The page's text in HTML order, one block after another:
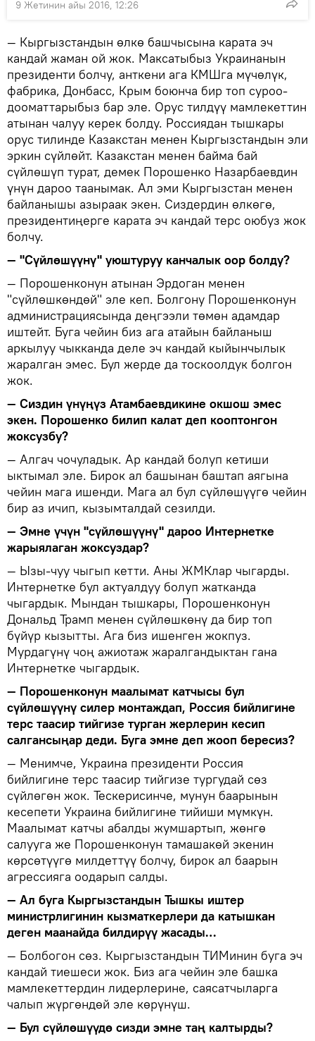
9 Жетинин айы 2016, 12:26
— Кыргызстандын өлкө башчысына карата эч
кандай жаман ой жок. Максатыбыз Украинанын
президенти болчу, анткени ага КМШга мүчөлүк,
фабрика, Донбасс, Крым боюнча бир топ суроо-
дооматтарыбыз бар эле. Орус тилдүү мамлекеттин
атынан чалуу керек болду. Россиядан тышкары
орус тилинде Казакстан менен Кыргызстандын эли
эркин сүйлөйт. Казакстан менен байма бай
сүйлөшүп турат, демек Порошенко Назарбаевдин
үнүн дароо таанымак. Ал эми Кыргызстан менен
байланышы азыраак экен. Сиздердин өлкөгө,
президентиңерге карата эч кандай терс оюбуз жок
болчу.
— "Сүйлөшүүнү" уюштуруу канчалык оор болду?
— Порошенконун атынан Эрдоган менен
"сүйлөшкөндөй" эле кеп. Болгону Порошенконун
администрациясында деңгээли төмөн адамдар
иштейт. Буга чейин биз ага атайын байланыш
аркылуу чыкканда деле эч кандай кыйынчылык
жаралган эмес. Бул жерде да тоскоолдук болгон
жок.
— Сиздин үнүңүз Атамбаевдикине окшош эмес
экен. Порошенко билип калат деп кооптонгон
жоксузбу?
— Алгач чочуладык. Ар кандай болуп кетиши
ыктымал эле. Бирок ал башынан баштап аягына
чейин мага ишенди. Мага ал бул сүйлөшүүгө чейин
бир аз ичип, кызымталдай сезилди.
— Эмне үчүн "сүйлөшүүнү" дароо Интернетке
жарыялаган жоксуздар?
— Ызы-чуу чыгып кетти. Аны ЖМКлар чыгарды.
Интернетке бул актуалдуу болуп жатканда
чыгардык. Мындан тышкары, Порошенконун
Дональд Трамп менен сүйлөшкөнү да бир топ
бүйүр кызытты. Ага биз ишенген жокпуз.
Мурдагүнү чоң ажиотаж жаралгандыктан гана
Интернетке чыгардык.
— Порошенконун маалымат катчысы бул
сүйлөшүүнү силер монтаждап, Россия бийлигине
терс таасир тийгизе турган жерлерин кесип
салгансыңар деди. Буга эмне деп жооп бересиз?
— Менимче, Украина президенти Россия
бийлигине терс таасир тийгизе тургудай сөз
сүйлөгөн жок. Тескерисинче, мунун баарынын
кесепети Украина бийлигине тийиши мүмкүн.
Маалымат катчы абалды жумшартып, жөнгө
салууга же Порошенконун тамашакөй экенин
көрсөтүүгө милдеттүү болчу, бирок ал баарын
агрессияга оодарып салды.
— Ал буга Кыргызстандын Тышкы иштер
министрлигинин кызматкерлери да катышкан
деген маанайда билдирүү жасады…
— Болбогон сөз. Кыргызстандын ТИМинин буга эч
кандай тиешеси жок. Биз ага чейин эле башка
мамлекеттердин лидерлерине, саясатчыларга
чалып жүргөндөй эле көрүнүш.
— Бул сүйлөшүүдө сизди эмне таң калтырды?